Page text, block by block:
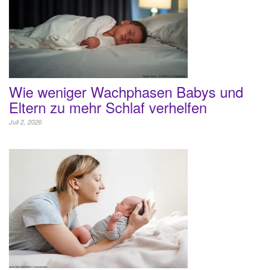
Wie weniger Wachphasen Babys und
Eltern zu mehr Schlaf verhelfen
Juli 2, 2026